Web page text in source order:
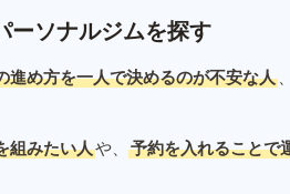
ーソナルジムを探す
進め方を一人で決めるのが不安な人 、
組みたい人や、 予約を入れることで